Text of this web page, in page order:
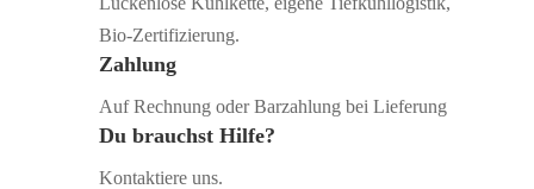
Bio‑Zertifizierung.
Zahlung
Auf Rechnung oder Barzahlung bei Lieferung
Du brauchst Hilfe?
Kontaktiere uns.